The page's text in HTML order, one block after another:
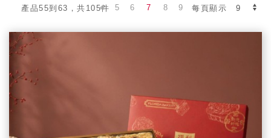
產品55到63，共105件 每頁顯示
5 6 7 8 9